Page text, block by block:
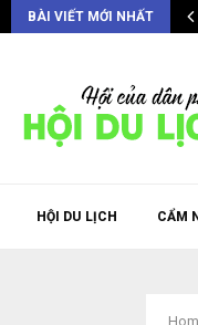
BÀI VIẾT MỚI NHẤT
HỘI DU LỊCH CẨM